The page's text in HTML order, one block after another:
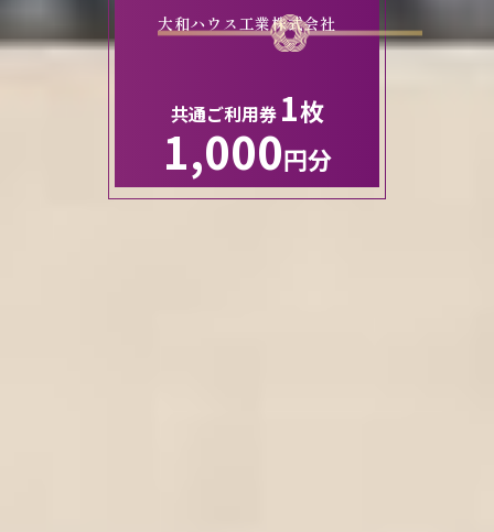
大和ハウス工業株式会社
共通ご利用券 1枚
1,000円分